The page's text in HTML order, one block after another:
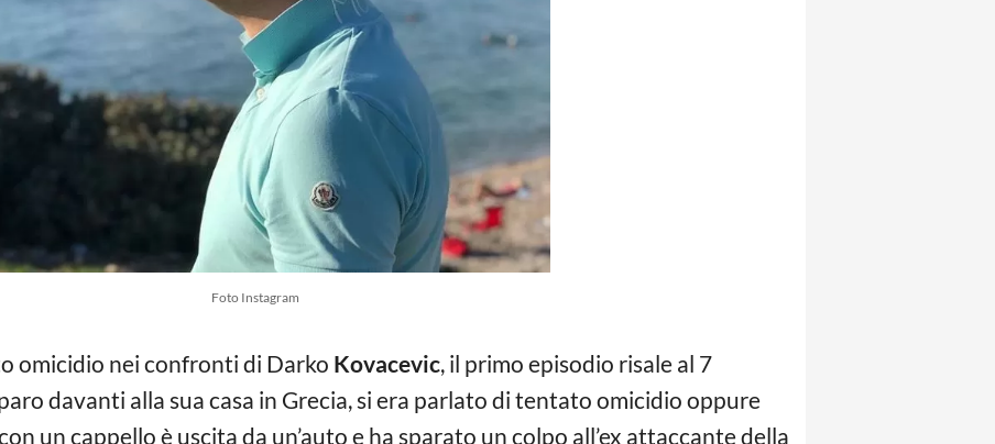
Foto Instagram
omicidio nei confronti di Darko Kovacevic, il primo episodio risale al 7
davanti alla sua casa in Grecia, si era parlato di tentato omicidio oppure
un cappello è uscita da un’auto e ha sparato un colpo all’ex attaccante della